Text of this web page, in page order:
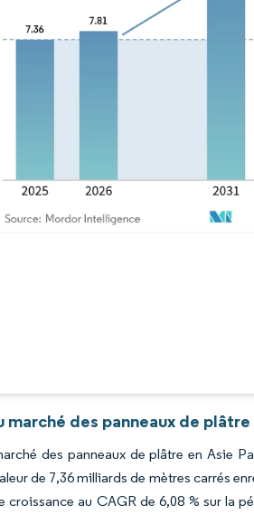
Image © Mordor
marché des panneaux de
des panneaux de plâtre en Asie
de 7,36 milliards de mètres carrés
croissance au CAGR de 6,08 % sur la